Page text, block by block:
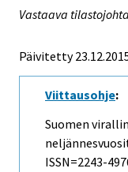
Vastaava
Päivitetty
Viittausohje:
Suomen
ISSN=2243-